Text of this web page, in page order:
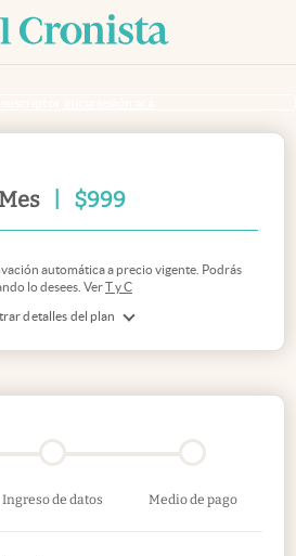
$999
detalles del plan
automática a precio vigente. Podrás
lo desees. VerT y C
Ingreso de datos Medio de pago